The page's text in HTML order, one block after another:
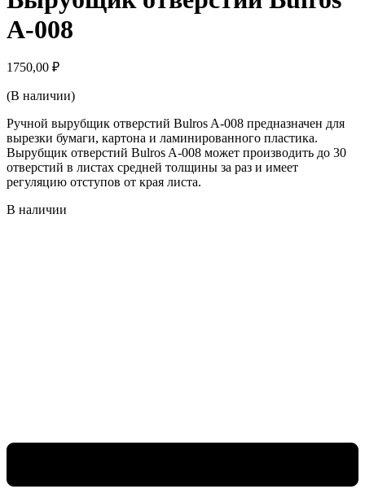
A-008
1750,00 ₽
(В наличии)
Ручной вырубщик отверстий Bulros A-008 предназначен для
вырезки бумаги, картона и ламинированного пластика.
Вырубщик отверстий Bulros A-008 может производить до 30
отверстий в листах средней толщины за раз и имеет
регуляцию отступов от края листа.
В наличии